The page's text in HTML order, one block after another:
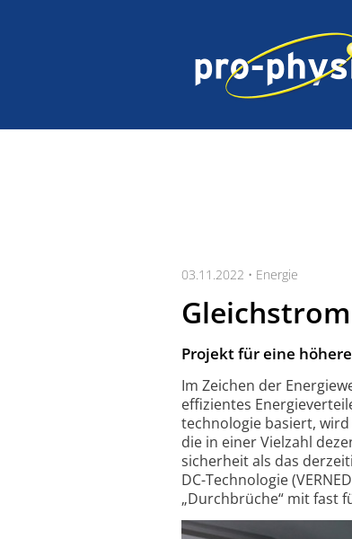
03.11.2022 • Energie
Projekt für eine
Im Zeichen der
effizientes
technologie basiert,
die in einer Vielzahl
sicherheit als das
DC-Technologie
„Durchbrüche“ mit fast